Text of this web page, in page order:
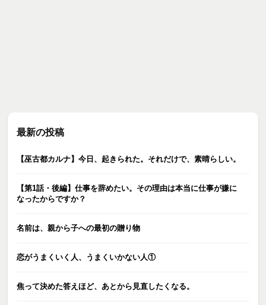
最新の投稿
【巫古都カルナ】今日、起きられた。それだけで、素晴らしい。
【第1話・後編】仕事を辞めたい。その理由は本当に仕事が嫌に
なったからですか？
名前は、親から子への最初の贈り物
恋がうまくいく人、うまくいかない人①
焦って決めた答えほど、あとから見直したくなる。